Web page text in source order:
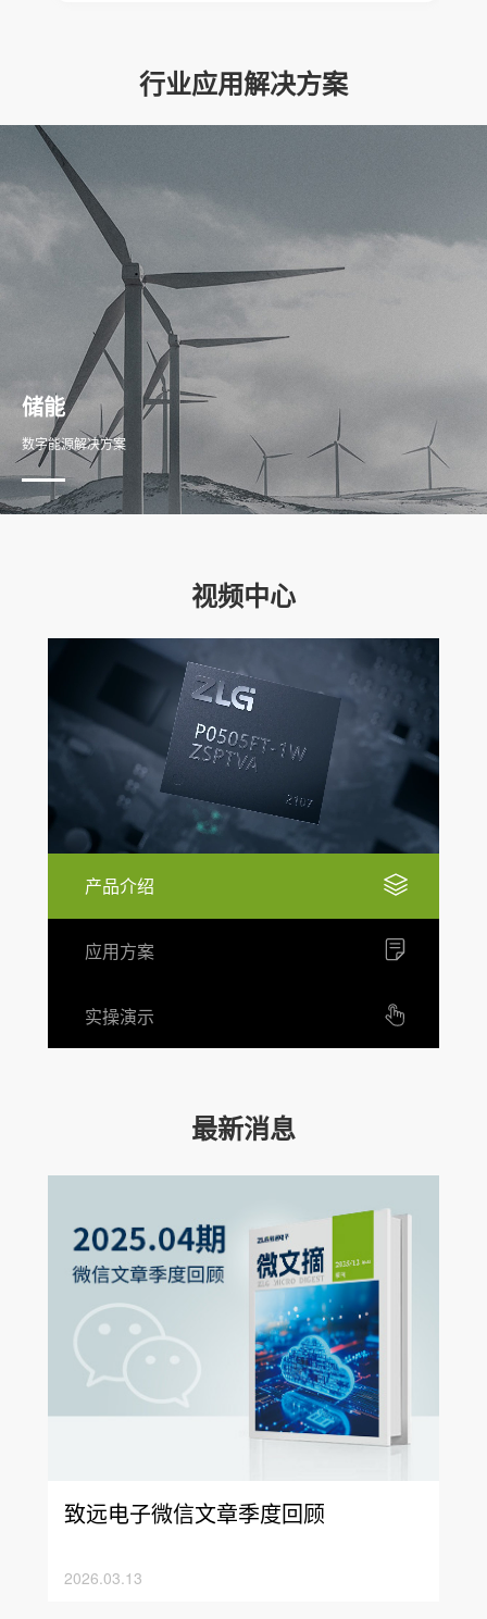
行业应用解决方案
储能
数字能源解决方案
视频中心
产品介绍
应用方案
实操演示
最新消息
致远电子微信文章季度回顾
2026.03.13